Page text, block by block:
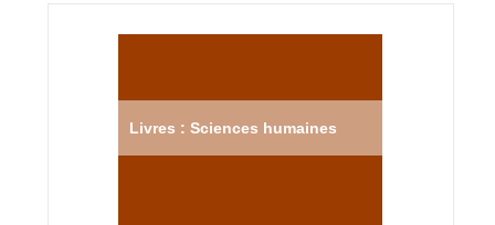
Livres : Sciences humaines